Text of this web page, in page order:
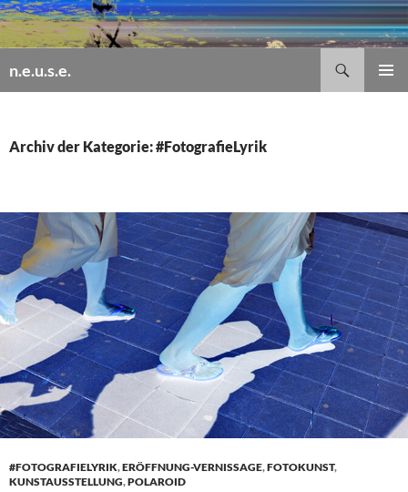
Zum
Inhalt
springen
n.e.u.s.e.
Archiv der Kategorie: #FotografieLyrik
#FOTOGRAFIELYRIK,ERÖFFNUNG-VERNISSAGE,FOTOKUNST,
KUNSTAUSSTELLUNG,POLAROID